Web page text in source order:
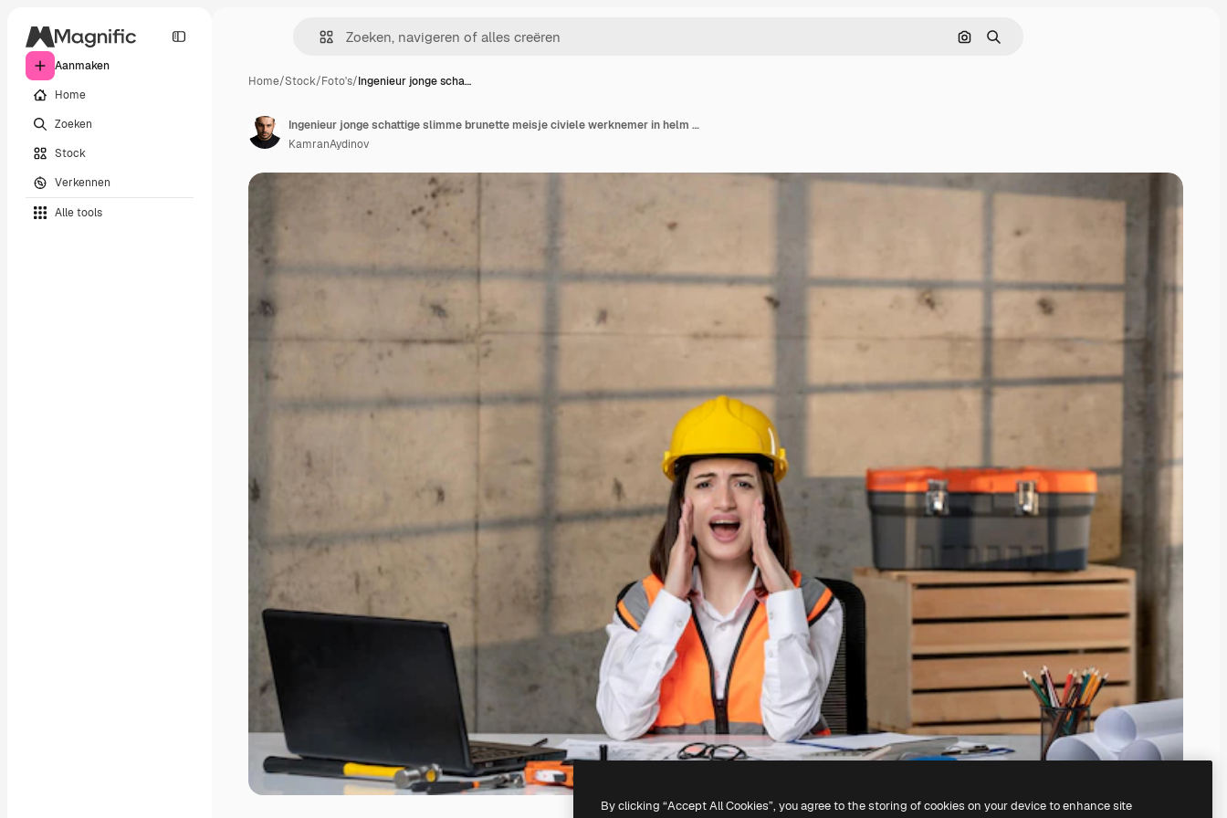
Aanmaken
Home
Zoeken
Stock
Verkennen
Alle tools
Zoeken op afbeelding
Zoeken
Home/Stock/Foto's/Ingenieur jonge scha…
Ingenieur jonge schattige slimme brunette meisje civiele werknemer in helm en vest schreeuwen?
KamranAydinov
By clicking “Accept All Cookies”, you agree to the storing of cookies on your device to enhance site